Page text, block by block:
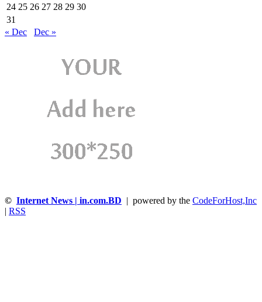
24 25 26 27 28 29 30
31
« Dec
Dec »
© Internet News | in.com.BD | powered by the CodeForHost,Inc
RSS